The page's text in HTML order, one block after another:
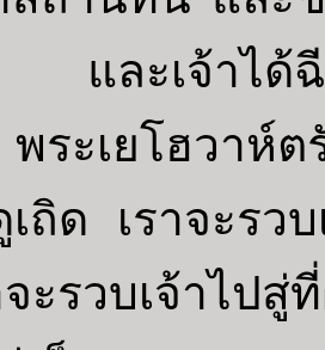
และเจ้าได้ฉี
พระเยโฮวาห์ต
ถิด เราจะรว
จะรวบเจ้าไป